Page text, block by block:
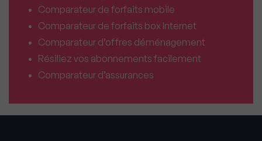
Comparateur de forfaits mobile
Comparateur de forfaits box Internet
Comparateur d’offres déménagement
Résiliez vos abonnements facilement
Comparateur d’assurances